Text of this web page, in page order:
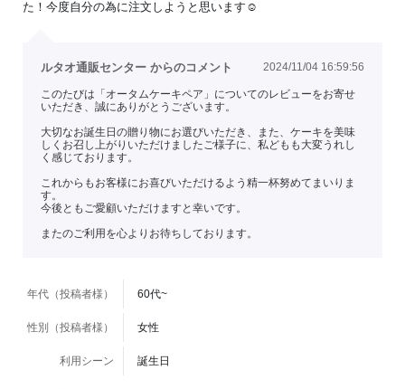
た！今度自分の為に注文しようと思います☺️
ルタオ通販センター からのコメント 2024/11/04 16:59:56
このたびは「オータムケーキペア」についてのレビューをお寄せ
いただき、誠にありがとうございます。
大切なお誕生日の贈り物にお選びいただき、また、ケーキを美味
しくお召し上がりいただけましたご様子に、私どもも大変うれし
く感じております。
これからもお客様にお喜びいただけるよう精一杯努めてまいりま
す。
今後ともご愛顧いただけますと幸いです。
またのご利用を心よりお待ちしております。
年代（投稿者様） 60代~
性別（投稿者様） 女性
利用シーン 誕生日